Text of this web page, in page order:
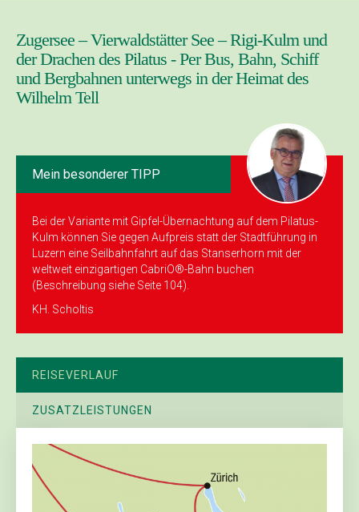
Zugersee – Vierwaldstätter See – Rigi-Kulm und
der Drachen des Pilatus - Per Bus, Bahn, Schiff
und Bergbahnen unterwegs in der Heimat des
Wilhelm Tell
Mein besonderer TIPP
Bei der Variante mit Gipfel-Übernachtung auf dem Pilatus-
Kulm können Sie gegen Aufpreis statt der Stadtführung in
Luzern eine Seilbahnfahrt auf das Stanserhorn mit der
weltweit einzigartigen CabriO®-Bahn buchen
(Beschreibung siehe Seite 104).
KH. Scholtis
REISEVERLAUF
ZUSATZLEISTUNGEN